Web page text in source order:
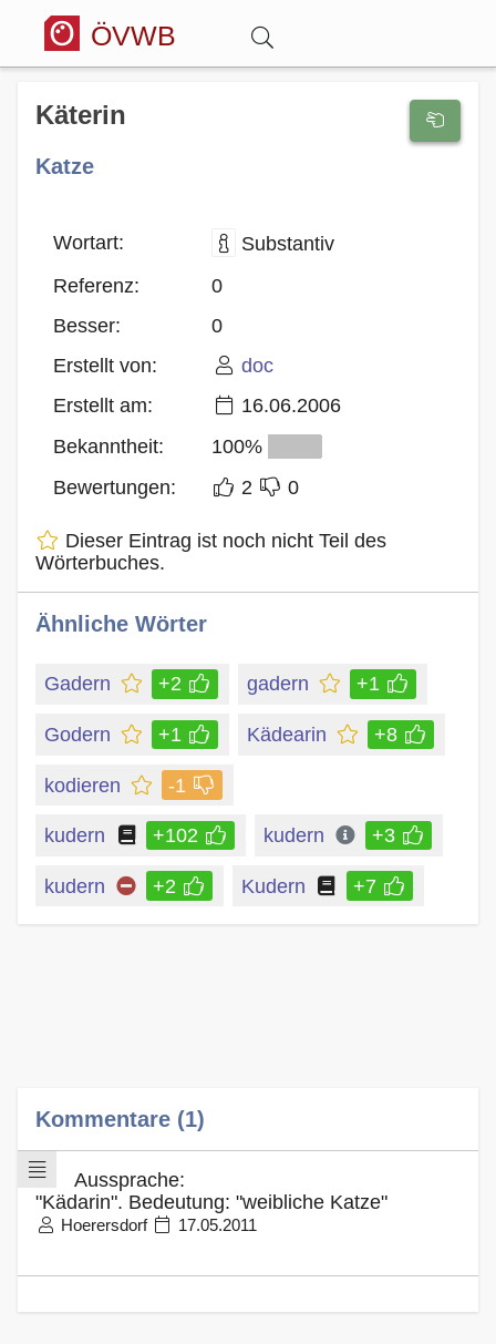
ÖVWB
Anmelden
Wörterbuch
Hitparade
Blog
Käterin
Katze
Wortart:
Substantiv
Referenz:
0
Besser:
0
Erstellt von:
doc
Erstellt am:
16.06.2006
Bekanntheit:
100%
Bewertungen:
2 0
Dieser Eintrag ist noch nicht Teil des
Wörterbuches.
Ähnliche Wörter
Gadern +2 gadern +1
Godern +1 Kädearin +8
kodieren -1
kudern +102 kudern +3
kudern +2 Kudern +7
Kommentare (1)
Aussprache:
"Kädarin". Bedeutung: "weibliche Katze"
Hoerersdorf 17.05.2011